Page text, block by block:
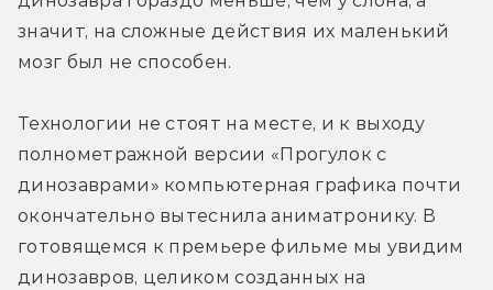
значит, на сложные действия их маленький
мозг был не способен.
Технологии не стоят на месте, и к выходу
полнометражной версии «Прогулок с
динозаврами» компьютерная графика почти
окончательно вытеснила аниматронику. В
готовящемся к премьере фильме мы увидим
динозавров, целиком созданных на